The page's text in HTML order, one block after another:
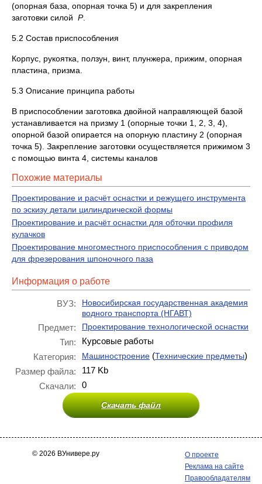
(опорная база, опорная точка 5) и для закрепления
заготовки силой Р.
5.2 Состав приспособления
Корпус, рукоятка, ползун, винт, плунжера, прижим, опорная
пластина, призма.
5.3 Описание принципа работы
В приспособлении заготовка двойной направляющей базой
устанавливается на призму 1 (опорные точки 1, 2, 3, 4),
опорной базой опирается на опорную пластину 2 (опорная
точка 5). Закрепление заготовки осуществляется прижимом 3
с помощью винта 4, системы каналов
Похожие материалы
Проектирование и расчёт оснастки и режущего инструмента
по эскизу детали цилиндрической формы
Проектирование и расчёт оснастки для обточки профиля
кулачков
Проектирование многоместного приспособления с приводом
для фрезерования шпоночного паза
Информация о работе
ВУЗ:
Новосибирская государственная академия
водного транспорта (НГАВТ)
Предмет: Проектирование технологической оснастки
Тип:
Курсовые работы
Категория:
Машиностроение (Технические предметы)
Размер файла:
117 Kb
Скачали:
0
Скачать файл
© 2026 ВУнивере.ру
О проекте
Реклама на сайте
Правообладателям